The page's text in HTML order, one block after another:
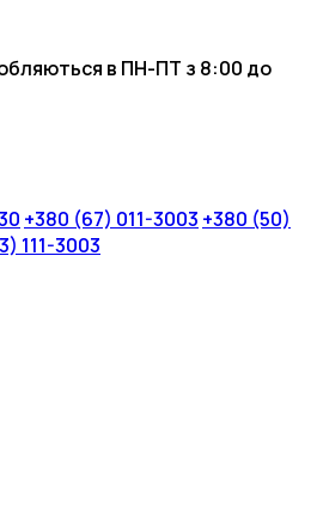
в ПН-ПТ з 8:00 до
+380 (67) 011-3003 +380 (50)
111-3003